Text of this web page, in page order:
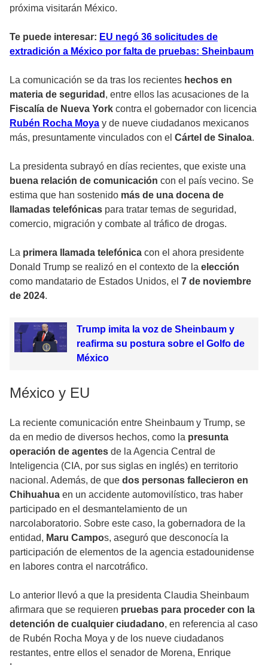
próxima visitarán México.
Te puede interesar: EU negó 36 solicitudes de
extradición a México por falta de pruebas: Sheinbaum
La comunicación se da tras los recientes hechos en
materia de seguridad , entre ellos las acusaciones de la
Fiscalía de Nueva York contra el gobernador con licencia
Rubén Rocha Moya y de nueve ciudadanos mexicanos
más, presuntamente vinculados con el Cártel de Sinaloa.
La presidenta subrayó en días recientes, que existe una
buena relación de comunicación con el país vecino. Se
estima que han sostenido más de una docena de
llamadas telefónicas para tratar temas de seguridad,
comercio, migración y combate al tráfico de drogas.
La primera llamada telefónica con el ahora presidente
Donald Trump se realizó en el contexto de la elección
como mandatario de Estados Unidos, el 7 de noviembre
de 2024.
Trump imita la voz de Sheinbaum y
reafirma su postura sobre el Golfo de
México
México y EU
La reciente comunicación entre Sheinbaum y Trump, se
da en medio de diversos hechos, como la presunta
operación de agentes de la Agencia Central de
Inteligencia (CIA, por sus siglas en inglés) en territorio
nacional. Además, de que dos personas fallecieron en
Chihuahua en un accidente automovilístico, tras haber
participado en el desmantelamiento de un
narcolaboratorio. Sobre este caso, la gobernadora de la
entidad, Maru Campos, aseguró que desconocía la
participación de elementos de la agencia estadounidense
en labores contra el narcotráfico.
Lo anterior llevó a que la presidenta Claudia Sheinbaum
afirmara que se requieren pruebas para proceder con la
detención de cualquier ciudadano, en referencia al caso
de Rubén Rocha Moya y de los nueve ciudadanos
restantes, entre ellos el senador de Morena, Enrique